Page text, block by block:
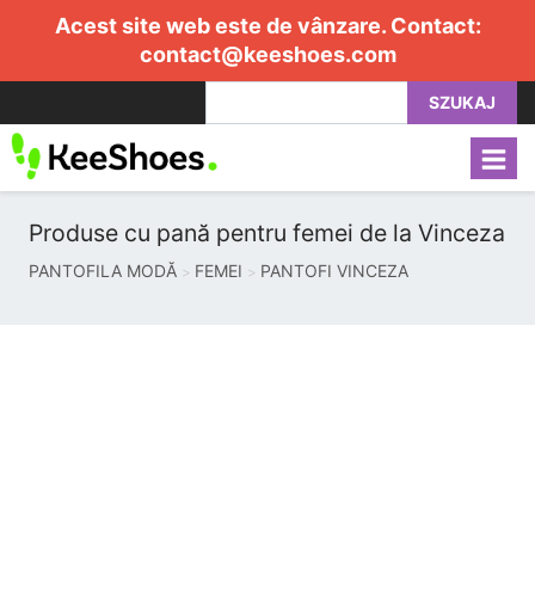
Acest site web este de vânzare. Contact:
contact@keeshoes.com
SZUKAJ
Produse cu pană pentru femei de la Vinceza
PANTOFILA MODĂ FEMEI PANTOFI VINCEZA